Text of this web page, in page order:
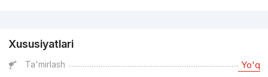
Xususiyatlari
Ta'mirlash Yo'q